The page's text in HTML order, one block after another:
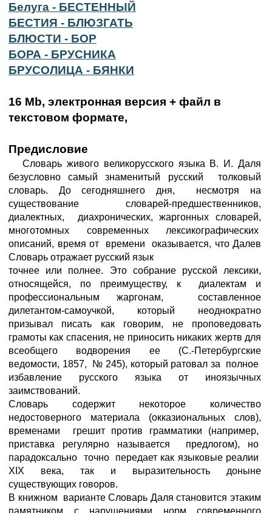
Белуга - БЕСТЕННЫЙ
БЕСТИЯ - БЛЮЗГАТЬ
БЛЮСТИ - БОР
БОРА - БРУСНИКА
БРУСОЛИЦА - БЯНКИ
16 Mb, электронная версия + файл в
текстовом формате,
Предисловие
Словарь живого великорусского языка В. И. Даля
безусловно самый знаменитый русский толковый
словарь. До сегодняшнего дня, несмотря на
существование словарей-предшественников,
диалектных, диахронических, жаргонных словарей,
многотомных современных лексикографических
описаний, время от времени оказывается, что Далев
Словарь отражает русский язык
точнее или полнее. Это собрание русской лексики,
относящейся, по преимуществу, к диалектам и
профессиональным жаргонам, составленное
дилетантом-самоучкой, который неоднократно
призывал писать как говорим, не проповедовать
грамоты как спасения, не приносить никаких жертв для
всеобщего водворения ее (С.-Петербургские
ведомости, 1857, № 245), который ратовал за полное
избавление русского языка от иноязычных
заимствований.
Словарь содержит некоторое количество
недостоверного материала (окказиональных слов),
временами грешит против грамматики (например,
приставка регулярно называется предлогом), но
парадоксально точно передает как языковые реалии
XIX века, так и выразительность доныне
существующих говоров.
В книжном варианте Словарь Даля становится этаким
памятником с нарушениями норм современного